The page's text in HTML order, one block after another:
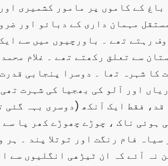
کے کاموں پر مامور کشمیری
مہمان داری کے دبائو اور
رہتے تھے ۔ باورچیوں میں سے
سے تعلق رکھتے تھے ۔ غلام
کا شہرہ تھا ۔ دوسرا پنجابی
اور آلو کی بھجیا کی شہرت
فقط ایک آنکھ (دوسری بہہ گئی
ناک ، چوڑے چھوڑے کھر پا سے
فام رنگت اور توتلا پند ۔ ہر
آئے کہ ان ٹیڑھی انگلیوں سے